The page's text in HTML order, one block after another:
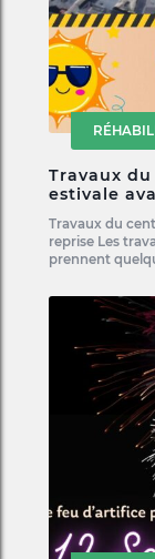
Travaux
estivale
Travaux du
reprise Les
prennent